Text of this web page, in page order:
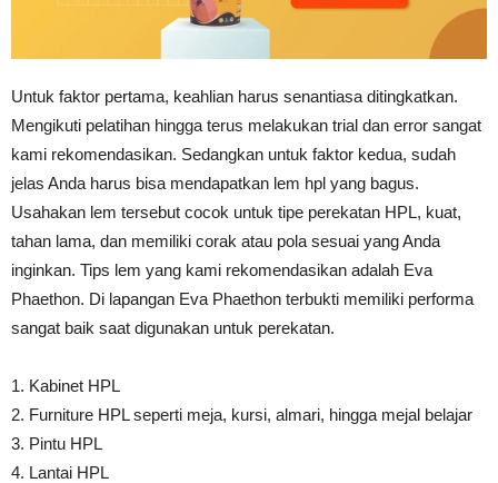
Untuk faktor pertama, keahlian harus senantiasa ditingkatkan.
Mengikuti pelatihan hingga terus melakukan trial dan error sangat
kami rekomendasikan. Sedangkan untuk faktor kedua, sudah
jelas Anda harus bisa mendapatkan lem hpl yang bagus.
Usahakan lem tersebut cocok untuk tipe perekatan HPL, kuat,
tahan lama, dan memiliki corak atau pola sesuai yang Anda
inginkan. Tips lem yang kami rekomendasikan adalah Eva
Phaethon. Di lapangan Eva Phaethon terbukti memiliki performa
sangat baik saat digunakan untuk perekatan.
1. Kabinet HPL
2. Furniture HPL seperti meja, kursi, almari, hingga mejal belajar
3. Pintu HPL
4. Lantai HPL